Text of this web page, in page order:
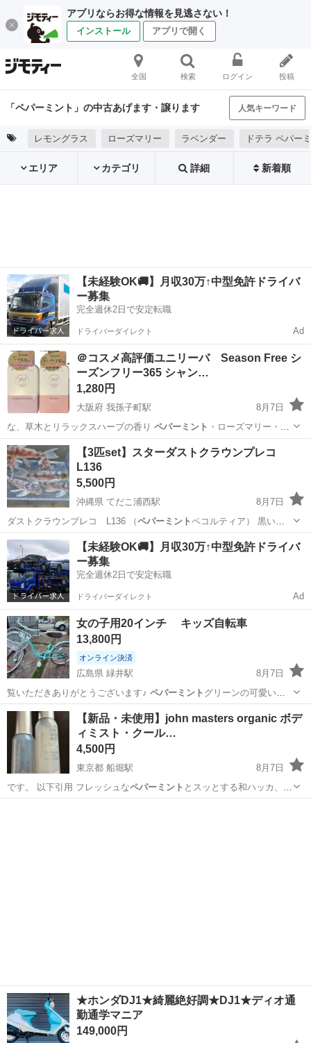
アプリならお得な情報を見逃さない！
インストール アプリで開く
全国 検索 ログイン 投稿
「ペパーミント」の中古あげます・譲ります 人気キーワード
レモングラス ローズマリー ラベンダー ドテラ ペパー
エリア カテゴリ 詳細 新着順
【未経験OK🚚】月収30万↑中型免許ドライバ
ー募集
完全週休2日で安定転職
ドライバーダイレクト Ad
＠コスメ高評価ユニリーバ Season Free シ
ーズンフリー365 シャン…
1,280円
大阪府 我孫子町駅
8月7日
な、草木とリラックスハーブの香り ペパーミント ・ローズマリー・ム
スクのすっきり爽…
大阪 大阪市 我孫子町駅 ヘアケア ペパーミント
【3匹set】スターダストクラウンプレコ
L136
5,500円
沖縄県 てだこ浦西駅
8月7日
ダストクラウンプレコ L136 （ペパーミントペコルティア） 黒いボ
ディーに白…
沖縄 中頭郡 てだこ浦西駅 その他 プレコ
【未経験OK🚚】月収30万↑中型免許ドライバ
ー募集
完全週休2日で安定転職
ドライバーダイレクト Ad
女の子用20インチ キッズ自転車
13,800円
オンライン決済
広島県 緑井駅
8月7日
覧いただきありがとうございます♪ ペパーミント グリーンの可愛い女
の子向け子自転車…
広島 広島市 緑井駅 自転車
【新品・未使用】john masters organic ボデ
ィミスト・クール…
4,500円
東京都 船堀駅
8月7日
です。 以下引用 フレッシュなペパーミント とスッとする和ハッカ、甘
みのあるス…
★ホンダDJ1★綺麗絶好調★DJ1★ディオ通
勤通学マニア
149,000円